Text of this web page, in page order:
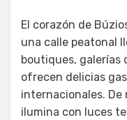
El corazón de
una calle peatonal
boutiques, galerías
ofrecen delicias
internacionales. De
ilumina con luces